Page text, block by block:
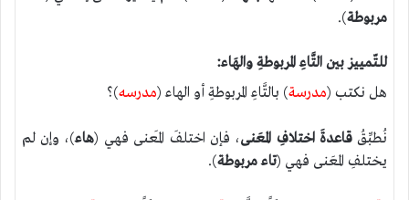
مربوطة).
للتّمييز بين التَّاءِ المربوطةِ والهَاء:
هل نكتب (مدرسة) بالتَّاءِ المربوطةِ أو الهاء (مدرسه)؟
نُطبِّقُقاعدةَ اختلافِ المعَنى، فإن اختلفَ المَعنى فهي (هاء)، وإن لم
يختلفِ المعَنى فهي (تاء مربوطة).